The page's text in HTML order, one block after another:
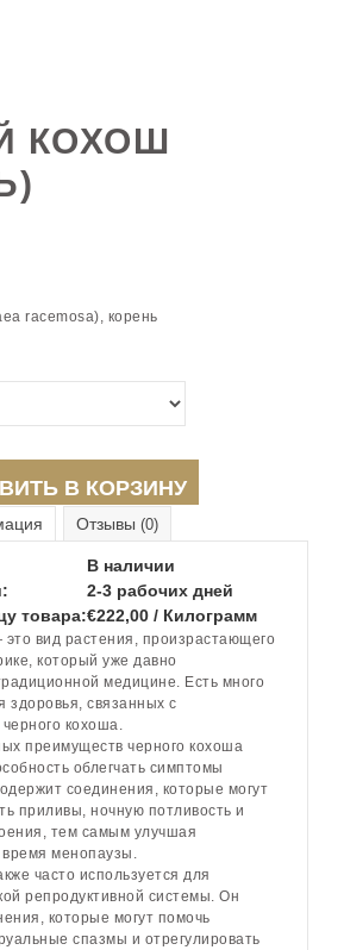
КОХОШ
racemosa), корень
В КОРЗИНУ
Отзывы (0)
В наличии
2-3 рабочих дней
товара:€222,00 / Килограмм
вид растения, произрастающего
который уже давно
медицине. Есть много
здоровья, связанных с
кохоша.
преимуществ черного кохоша
облегчать симптомы
соединения, которые могут
приливы, ночную потливость и
тем самым улучшая
время менопаузы.
часто используется для
репродуктивной системы. Он
которые могут помочь
спазмы и отрегулировать